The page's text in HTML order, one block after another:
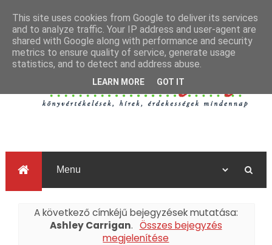
A következő címkéjű bejegyzések mutatása:
Ashley Carrigan. Összes bejegyzés
megjelenítése
This site uses cookies from Google to deliver its services
and to analyze traffic. Your IP address and user-agent are
shared with Google along with performance and security
metrics to ensure quality of service, generate usage
statistics, and to detect and address abuse.
LEARN MORE GOT IT